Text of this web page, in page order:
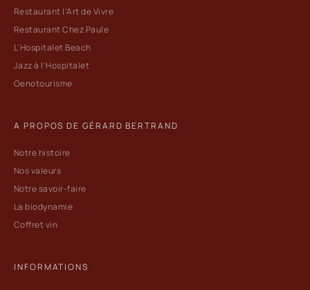
Restaurant l’Art de Vivre
Restaurant Chez Paule
L'Hospitalet Beach
Jazz à l’Hospitalet
Oenotourisme
A PROPOS DE GÉRARD BERTRAND
Notre histoire
Nos valeurs
Notre savoir-faire
La biodynamie
Coffret vin
INFORMATIONS